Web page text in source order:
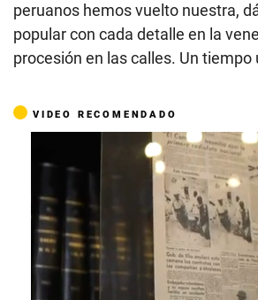
peruanos hemos vuelto nuestra,
popular con cada detalle en la
procesión en las calles. Un tiempo
VIDEO RECOMENDADO